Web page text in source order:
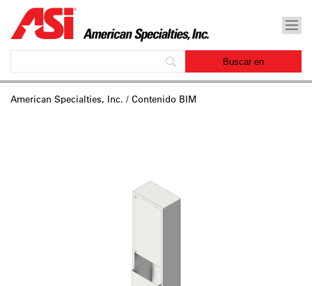
American Specialties, Inc. / Contenido BIM